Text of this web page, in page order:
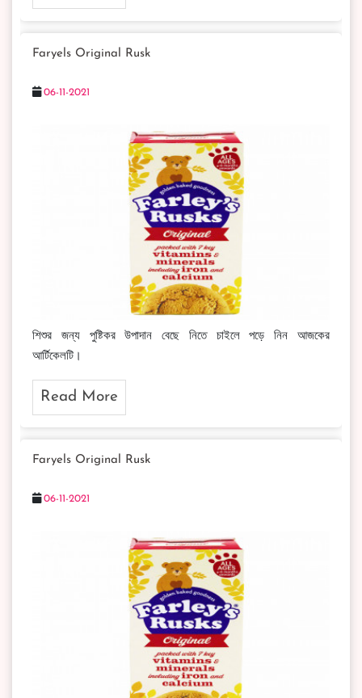
Faryels Original Rusk
06-11-2021
শিশুর জন্য পুষ্টিকর উপাদান বেছে নিতে চাইলে পড়ে নিন আজকের
আর্টিকেলটি।
Read More
Faryels Original Rusk
06-11-2021